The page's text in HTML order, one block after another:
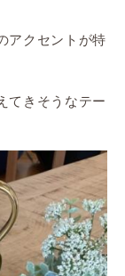
アクセントが特
てきそうなテー